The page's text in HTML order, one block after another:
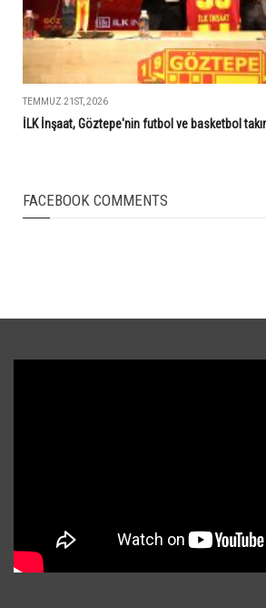
TEMMUZ 21ST, 2026
İLK İnşaat, Göztepe'nin futbol ve basketbol
FACEBOOK COMMENTS